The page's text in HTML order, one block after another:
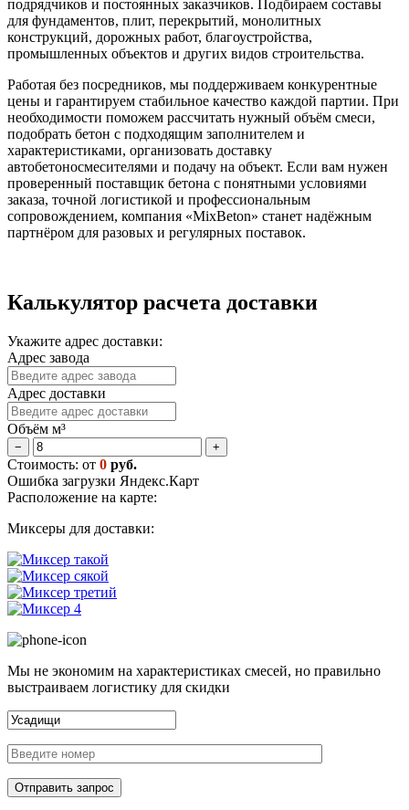
подрядчиков и постоянных заказчиков. Подбираем составы
для фундаментов, плит, перекрытий, монолитных
конструкций, дорожных работ, благоустройства,
промышленных объектов и других видов строительства.
Работая без посредников, мы поддерживаем конкурентные
цены и гарантируем стабильное качество каждой партии. При
необходимости поможем рассчитать нужный объём смеси,
подобрать бетон с подходящим заполнителем и
характеристиками, организовать доставку
автобетоносмесителями и подачу на объект. Если вам нужен
проверенный поставщик бетона с понятными условиями
заказа, точной логистикой и профессиональным
сопровождением, компания «MixBeton» станет надёжным
партнёром для разовых и регулярных поставок.
Калькулятор расчета доставки
Укажите адрес доставки:
Адрес завода
Адрес доставки
Объём м³
− +
Стоимость: от 0 руб.
Ошибка загрузки Яндекс.Карт
Расположение на карте:
Миксеры для доставки:
Мы не экономим на характеристиках смесей, но правильно
выстраиваем логистику для скидки